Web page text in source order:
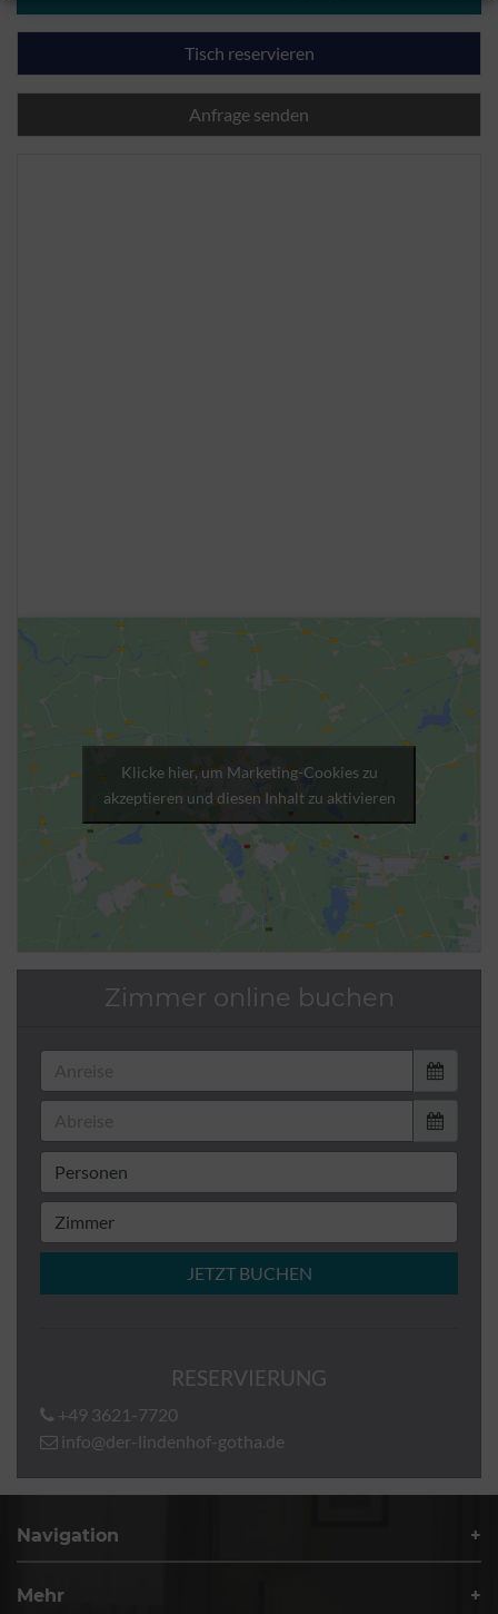
Tisch reservieren
Anfrage senden
Klicke hier, um Marketing-Cookies zu
akzeptieren und diesen Inhalt zu aktivieren
Zimmer online buchen
JETZT BUCHEN
RESERVIERUNG
+49 3621-7720
info@der-lindenhof-gotha.de
Navigation
Mehr